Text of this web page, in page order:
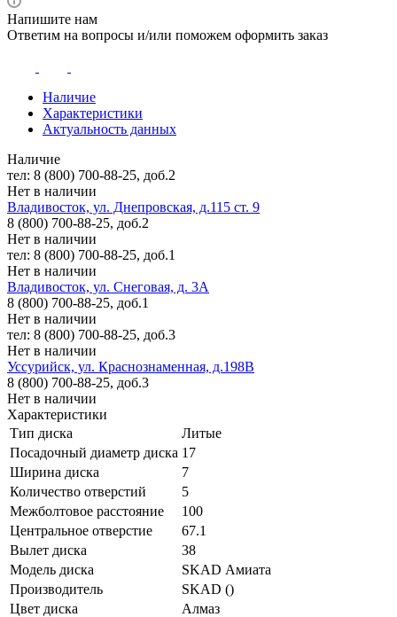
Напишите нам
Ответим на вопросы и/или поможем оформить заказ
Наличие
Характеристики
Актуальность данных
Наличие
тел: 8 (800) 700-88-25, доб.2
Нет в наличии
Владивосток, ул. Днепровская, д.115 ст. 9
8 (800) 700-88-25, доб.2
Нет в наличии
тел: 8 (800) 700-88-25, доб.1
Нет в наличии
Владивосток, ул. Снеговая, д. 3А
8 (800) 700-88-25, доб.1
Нет в наличии
тел: 8 (800) 700-88-25, доб.3
Нет в наличии
Уссурийск, ул. Краснознаменная, д.198В
8 (800) 700-88-25, доб.3
Нет в наличии
Характеристики
Тип диска
Литые
Посадочный диаметр диска 17
Ширина диска
7
Количество отверстий
5
Межболтовое расстояние
100
Центральное отверстие
67.1
Вылет диска
38
Модель диска
SKAD Амиата
Производитель
SKAD ()
Цвет диска
Алмаз